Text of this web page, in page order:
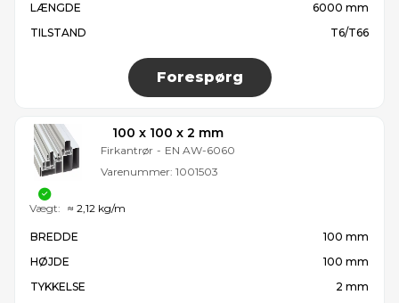
LÆNGDE
6000 mm
TILSTAND
T6/T66
Forespørg
100 x 100 x 2 mm
Firkantrør - EN AW-6060
Varenummer: 1001503
BREDDE
100 mm
HØJDE
100 mm
TYKKELSE
2 mm
Vægt: ≈ 2,12 kg/m